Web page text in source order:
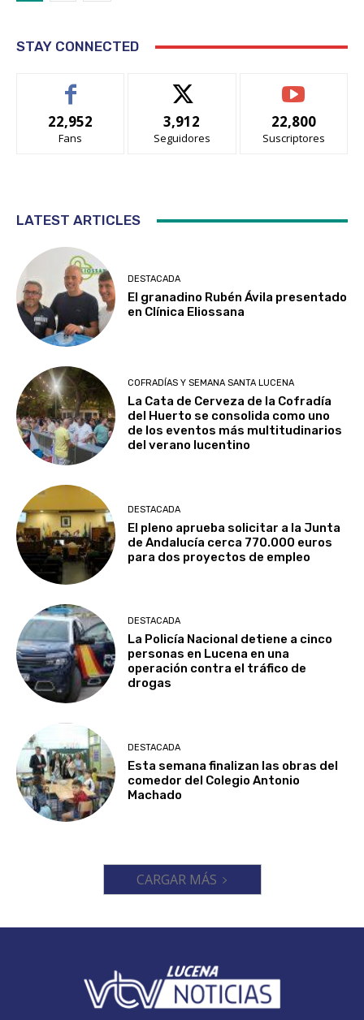
STAY CONNECTED
22,952
Fans
3,912
Seguidores
22,800
Suscriptores
LATEST ARTICLES
DESTACADA
El granadino Rubén Ávila presentado
en Clínica Eliossana
COFRADÍAS Y SEMANA SANTA LUCENA
La Cata de Cerveza de la Cofradía
del Huerto se consolida como uno
de los eventos más multitudinarios
del verano lucentino
DESTACADA
El pleno aprueba solicitar a la Junta
de Andalucía cerca 770.000 euros
para dos proyectos de empleo
DESTACADA
La Policía Nacional detiene a cinco
personas en Lucena en una
operación contra el tráfico de
drogas
DESTACADA
Esta semana finalizan las obras del
comedor del Colegio Antonio
Machado
CARGAR MÁS